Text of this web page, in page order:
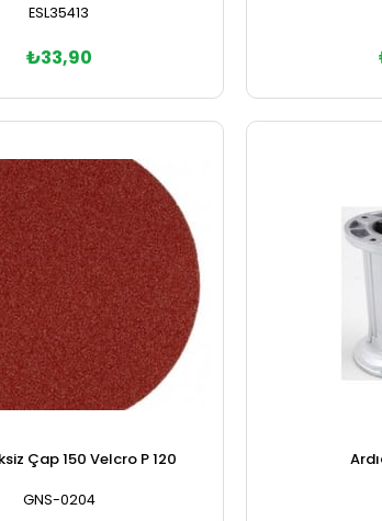
ESL35413
₺33,90
Sepete Ekle
Çap 150 Velcro P 120
GNS-0204